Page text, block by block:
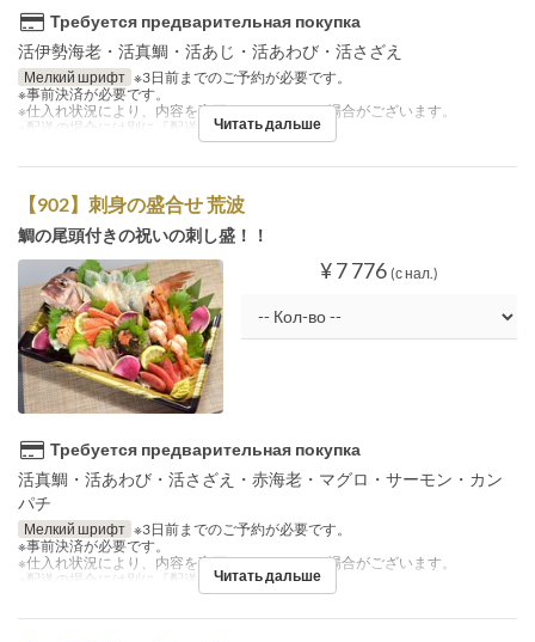
Требуется предварительная покупка
活伊勢海老・活真鯛・活あじ・活あわび・活さざえ
Мелкий шрифт ※3日前までのご予約が必要です。
※事前決済が必要です。
※仕入れ状況により、内容を変更させていただく場合がございます。
※配送の場合には別に『配送料』を注文下さい。
Читать дальше
【902】刺身の盛合せ 荒波
鯛の尾頭付きの祝いの刺し盛！！
¥ 7 776 (с нал.)
Требуется предварительная покупка
活真鯛・活あわび・活さざえ・赤海老・マグロ・サーモン・カン
パチ
Мелкий шрифт ※3日前までのご予約が必要です。
※事前決済が必要です。
※仕入れ状況により、内容を変更させていただく場合がございます。
※配送の場合には別に『配送料』を注文下さい。
Читать дальше